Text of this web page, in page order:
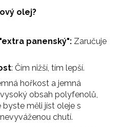
olej?
panenský": Zaručuje
: Čím nižší, tím lepší.
hořkost a jemná
obsah polyfenolů,
byste měli jíst oleje s
chutí.